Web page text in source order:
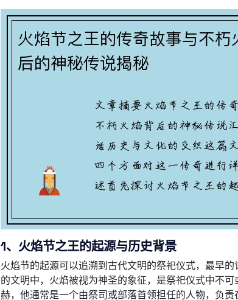
1、火焰节之王的起源与历史背景
火焰节的起源可以追溯到古代文明的祭祀仪式，最早
的文明中，火焰被视为神圣的象征，是祭祀仪式中不
赫，他通常是一个由祭司或部落首领担任的人物，负责